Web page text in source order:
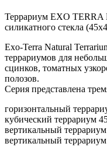
Террариум EXO TERRA
силикатного стекла
Exo-Terra Natural
террариумов для
сцинков, томатных
полозов.
Серия представлена
горизонтальный
кубический террариум
вертикальный
вертикальный